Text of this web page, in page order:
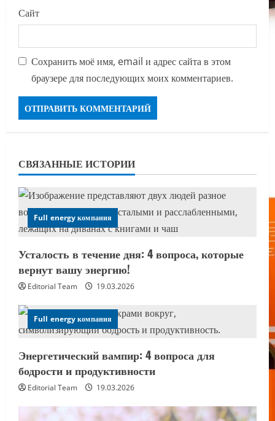
Сайт
Сохранить моё имя, email и адрес сайта в этом
браузере для последующих моих комментариев.
СВЯЗАННЫЕ ИСТОРИИ
Full energy компания
Усталость в течение дня: 4 вопроса, которые
вернут вашу энергию!
Editorial Team 19.03.2026
Full energy компания
Энергетический вампир: 4 вопроса для
бодрости и продуктивности
Editorial Team 19.03.2026